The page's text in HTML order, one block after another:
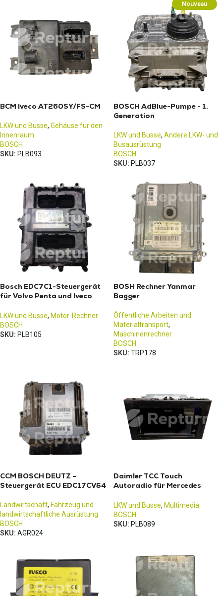
BCM Iveco AT260SY/FS-CM
LKW und Busse, Gehäuse für den
Innenraum
BOSCH
SKU: PLB093
Nouveau
BOSCH AdBlue-Pumpe - 1.
Generation
LKW und Busse, Andere LKW- und
Busausrüstung
BOSCH
SKU: PLB037
Bosch EDC7C1-Steuergerät
für Volvo Penta und Iveco
LKW und Busse, Motor-Rechner
BOSCH
SKU: PLB105
BOSH Rechner Yanmar
Bagger
Öffentliche Arbeiten und
Materialtransport,
Maschinenrechner
BOSCH
SKU: TRP178
CCM BOSCH DEUTZ –
Steuergerät ECU EDC17CV54
Landwirtschaft, Fahrzeug und
landwirtschaftliche Ausrüstung
BOSCH
SKU: AGR024
Daimler TCC Touch
Autoradio für Mercedes
LKW und Busse, Multimedia
BOSCH
SKU: PLB089